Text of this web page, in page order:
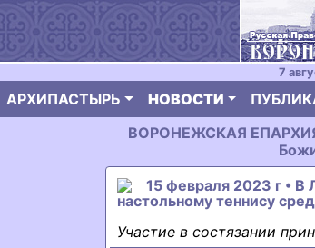
7
АРХИПАСТЫРЬ НОВОСТИ
ВОРОНЕЖСКАЯ ЕПАРХИЯ
15 февраля 2023 г • В
настольному теннису
Участие в состязании